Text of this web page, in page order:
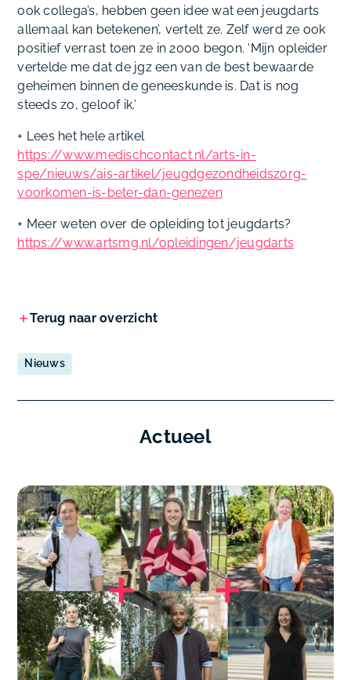
ook collega’s, hebben geen idee wat een jeugdarts
allemaal kan betekenen’, vertelt ze. Zelf werd ze ook
positief verrast toen ze in 2000 begon. ‘Mijn opleider
vertelde me dat de jgz een van de best bewaarde
geheimen binnen de geneeskunde is. Dat is nog
steeds zo, geloof ik.’
+ Lees het hele artikel
https://www.medischcontact.nl/arts-in-
spe/nieuws/ais-artikel/jeugdgezondheidszorg-
voorkomen-is-beter-dan-genezen
+ Meer weten over de opleiding tot jeugdarts?
https://www.artsmg.nl/opleidingen/jeugdarts
Terug naar overzicht
Nieuws
Actueel